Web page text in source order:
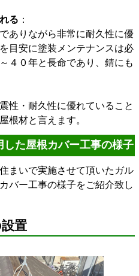
る ：
ありながら非常に耐久性に優
目安に塗装メンテナンスは必
４０年と長命であり、錆にも
性・耐久性に優れていること
根材と言えます。
した屋根カバー工事の様子
まいで実施させて頂いたガル
バー工事の様子をご紹介致し
置